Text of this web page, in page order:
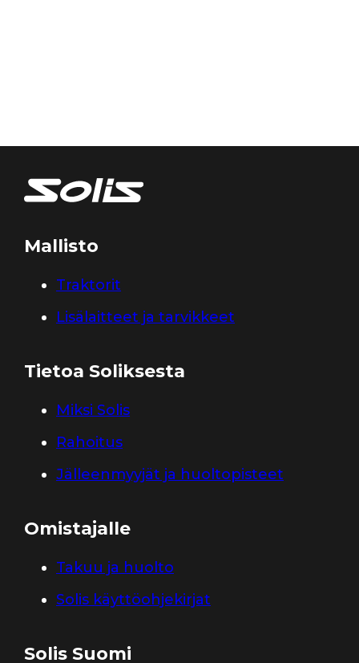
Mallisto
Traktorit
Lisälaitteet ja tarvikkeet
Tietoa Soliksesta
Miksi Solis
Rahoitus
Jälleenmyyjät ja huoltopisteet
Omistajalle
Takuu ja huolto
Solis käyttöohjekirjat
Solis Suomi